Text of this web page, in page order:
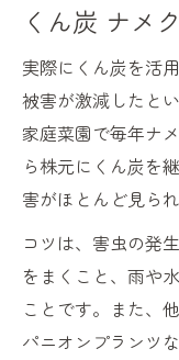
くん炭 ナメ
実際にくん炭を活
被害が激減したと
家庭菜園で毎年ナ
ら株元にくん炭を
害がほとんど見ら
コツは、害虫の発
をまくこと、雨や
ことです。また、
パニオンプランツ